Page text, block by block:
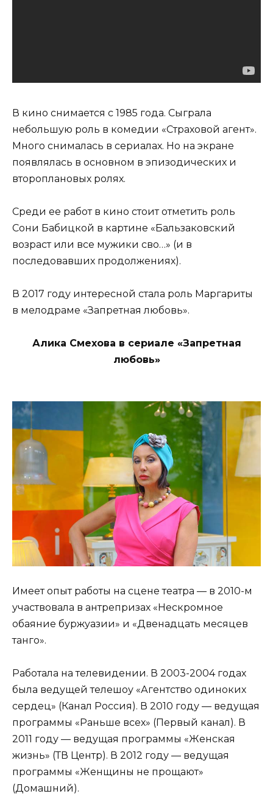
В кино снимается с 1985 года. Сыграла
небольшую роль в комедии «Страховой агент».
Много снималась в сериалах. Но на экране
появлялась в основном в эпизодических и
второплановых ролях.
Среди ее работ в кино стоит отметить роль
Сони Бабицкой в картине «Бальзаковский
возраст или все мужики сво…» (и в
последовавших продолжениях).
В 2017 году интересной стала роль Маргариты
в мелодраме «Запретная любовь».
Алика Смехова в сериале «Запретная
любовь»
Имеет опыт работы на сцене театра — в 2010-м
участвовала в антрепризах «Нескромное
обаяние буржуазии» и «Двенадцать месяцев
танго».
Работала на телевидении. В 2003-2004 годах
была ведущей телешоу «Агентство одиноких
сердец» (Канал Россия). В 2010 году — ведущая
программы «Раньше всех» (Первый канал). В
2011 году — ведущая программы «Женская
жизнь» (ТВ Центр). В 2012 году — ведущая
программы «Женщины не прощают»
(Домашний).